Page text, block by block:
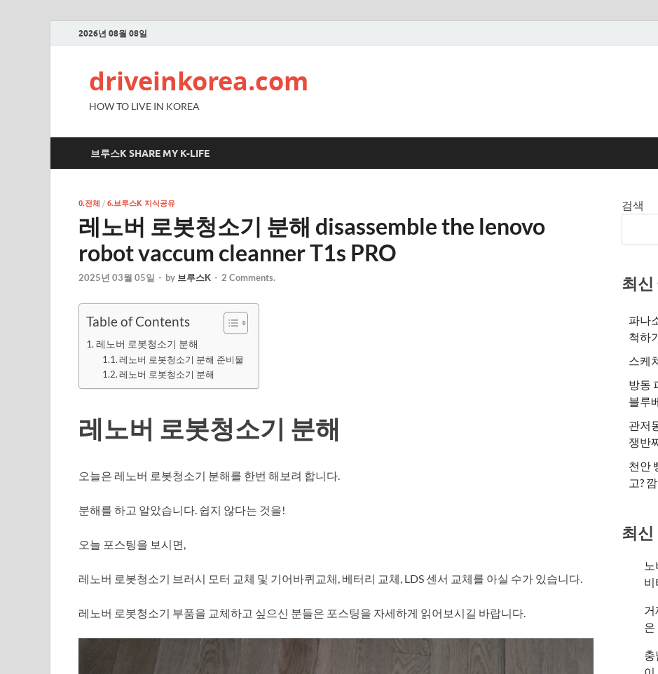
2026년 08월 08일
driveinkorea.com
HOW TO LIVE IN KOREA
브루스K SHARE MY K-LIFE
0.전체 / 6.브루스K 지식공유
레노버 로봇청소기 분해 disassemble the lenovo
robot vaccum cleanner T1s PRO
2025년 03월 05일 - by 브루스K - 2 Comments.
Table of Contents
레노버 로봇청소기 분해
레노버 로봇청소기 분해 준비물
레노버 로봇청소기 분해
레노버 로봇청소기 분해
오늘은 레노버 로봇청소기 분해를 한번 해보려 합니다.
분해를 하고 알았습니다. 쉽지 않다는 것을!
오늘 포스팅을 보시면,
레노버 로봇청소기 브러시 모터 교체 및 기어바퀴교체, 베터리 교체, LDS 센서 교체를 아실 수가 있습니다.
레노버 로봇청소기 부품을 교체하고 싶으신 분들은 포스팅을 자세하게 읽어보시길 바랍니다.
검색
최신
파나
척하
스케
방동
블루
관저
쟁반
천안
고?
최신
비
거
은
충